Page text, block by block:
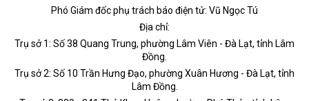
Phó Giám đốc phụ trách báo điện tử: Vũ Ngọc Tú
Địa chỉ:
Trụ sở 1: Số 38 Quang Trung, phường Lâm Viên - Đà Lạt, tỉnh Lâm
Đồng.
Trụ sở 2: Số 10 Trần Hưng Đạo, phường Xuân Hương - Đà Lạt, tỉnh
Lâm Đồng.